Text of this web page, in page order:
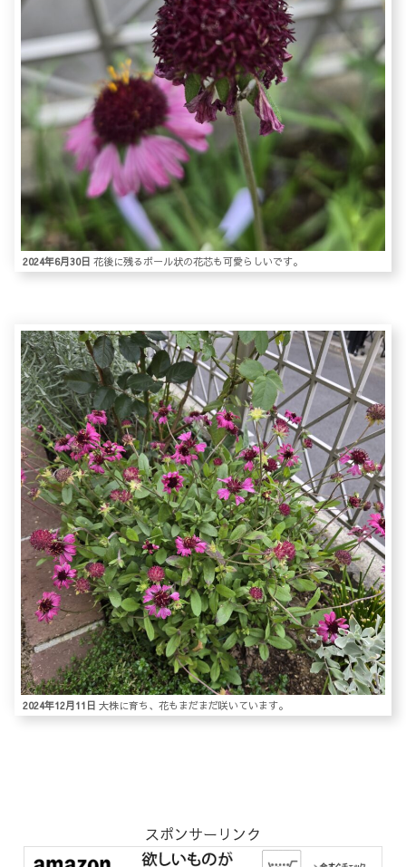
2024年6月30日 花後に残るボール状の花芯も可愛らしいです。
2024年12月11日 大株に育ち、花もまだまだ咲いています。
スポンサーリンク